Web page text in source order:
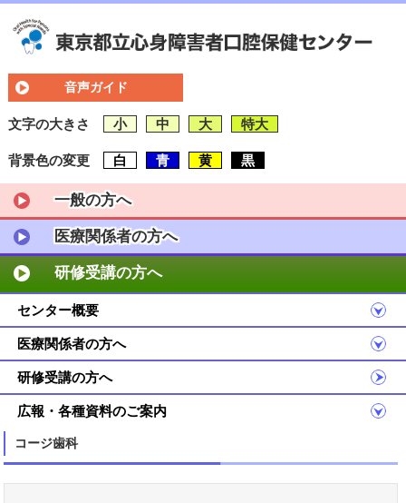
音声ガイド
文字の大きさ 小 中 大 特大
背景色の変更 白 青 黄 黒
一般の方へ
医療関係者の方へ
研修受講の方へ
センター概要
医療関係者の方へ
研修受講の方へ
広報・各種資料のご案内
コージ歯科